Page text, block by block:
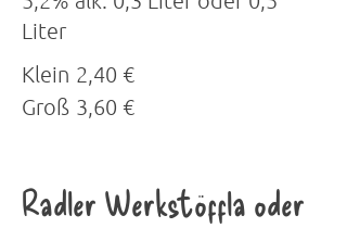
Liter
Klein 2,40 €
Groß 3,60 €
Radler Werkstöffla oder